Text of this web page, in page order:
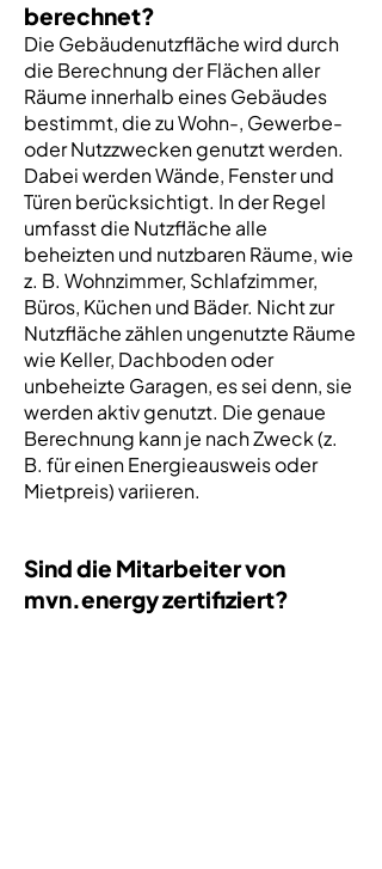
berechnet?
Die Gebäudenutzfläche wird durch
die Berechnung der Flächen aller
Räume innerhalb eines Gebäudes
bestimmt, die zu Wohn-, Gewerbe-
oder Nutzzwecken genutzt werden.
Dabei werden Wände, Fenster und
Türen berücksichtigt. In der Regel
umfasst die Nutzfläche alle
beheizten und nutzbaren Räume, wie
z. B. Wohnzimmer, Schlafzimmer,
Büros, Küchen und Bäder. Nicht zur
Nutzfläche zählen ungenutzte Räume
wie Keller, Dachboden oder
unbeheizte Garagen, es sei denn, sie
werden aktiv genutzt. Die genaue
Berechnung kann je nach Zweck (z.
B. für einen Energieausweis oder
Mietpreis) variieren.
Sind die Mitarbeiter von
mvn.energy zertifiziert?